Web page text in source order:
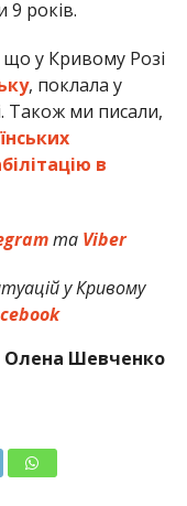
9 років.
у Кривому Розі
, поклала у
Також ми писали,
в
та Viber
у Кривому
Олена Шевченко